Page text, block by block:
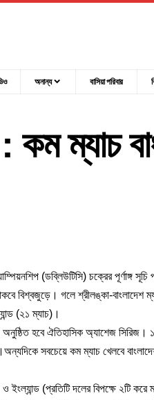
অনান্য বাসিয়া পরিবার
কম ম্যাচ
(ডব্লিউটিসি) চক্রের পূর্ণাঙ্গ
বিশ্বজুড়ে। গলে শ্রীলঙ্কা-
(২১ ম্যাচ)।
হবে ঐতিহাসিক অ্যাশেজ
সবচেয়ে কম ম্যাচ খেলবে
(প্রতিটি দলের বিপক্ষে ২টি করে